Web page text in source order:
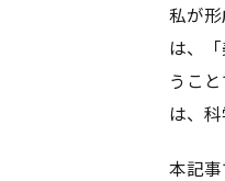
私が
は、
うこ
は、
本記